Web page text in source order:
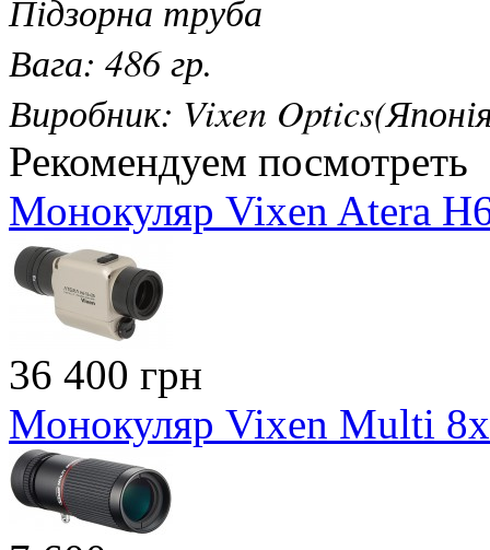
Підзорна труба
Вага: 486 гр.
Виробник: Vixen
Рекомендуем посмотреть
Монокуляр Vixen Atera
36 400 грн
Монокуляр Vixen Multi